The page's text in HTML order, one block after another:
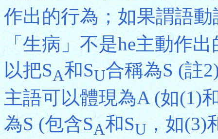
作出的行為；如果謂語動
「生病」不是he主動作
以把SA和SU合稱為S (註
主語可以體現為A (如(1)
為S (包含SA和SU，如(3)